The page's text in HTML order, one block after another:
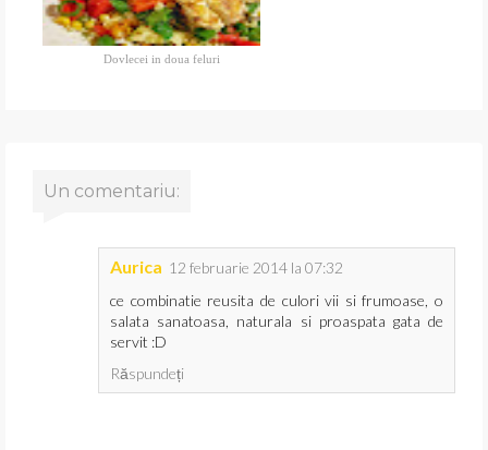
Dovlecei in doua feluri
Un comentariu:
Aurica 12 februarie 2014 la 07:32
ce combinatie reusita de culori vii si frumoase, o
salata sanatoasa, naturala si proaspata gata de
servit :D
Răspundeți